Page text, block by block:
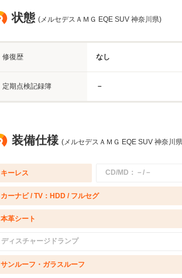
状態 (メルセデスＡＭＧ EQE SUV 神奈川県)
修復歴 なし
定期点検記録簿 －
装備仕様 (メルセデスＡＭＧ EQE SUV 神奈川
キーレス CD/MD：－/－
カーナビ / TV：HDD / フルセグ
本革シート
ディスチャージドランプ
サンルーフ・ガラスルーフ